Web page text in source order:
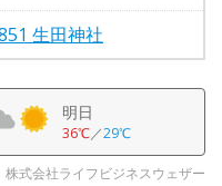
生田神社
明日
36℃／29℃
株式会社ライフビジネスウェザー